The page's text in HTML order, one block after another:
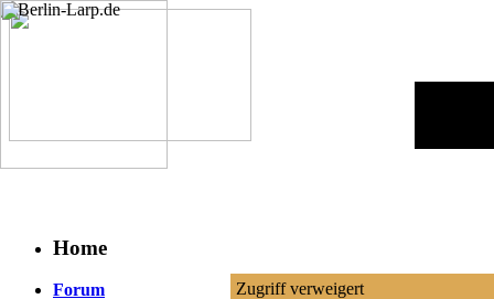
Home
Forum
Zugriff verweigert